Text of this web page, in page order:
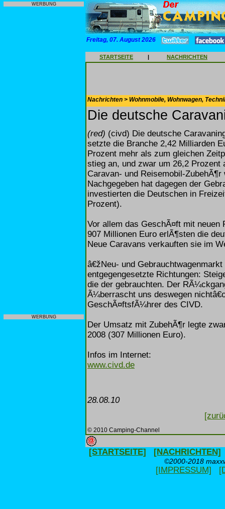
WERBUNG
WERBUNG
Freitag, 07. August 2026
STARTSEITE | NACHRICHTEN
Nachrichten > Wohnmobile, Wohnwagen,
Die deutsche
(red) (civd) Die deutsche
setzte die Branche 2,42 Milliarden
Prozent mehr als zum gleichen
stieg an, und zwar um 26,2 Prozent
Caravan- und Reisemobil-
Nachgegeben hat dagegen der
investierten die Deutschen in
Prozent).
Vor allem das GeschÃ¤ft mit
907 Millionen Euro erlÃ¶sten die
Neue Caravans verkauften sie im
â€žNeu- und
entgegengesetzte Richtungen:
die der gebrauchten. Der
Ã¼berrascht uns deswegen
GeschÃ¤ftsfÃ¼hrer des CIVD.
Der Umsatz mit ZubehÃ¶r legte
2008 (307 Millionen Euro).
Infos im Internet:
www.civd.de
28.08.10
© 2010 Camping-Channel
[STARTSEITE] [NACHRICHTEN]
©2000-2018
[IMPRESSUM]